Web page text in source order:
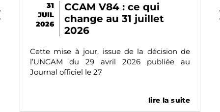
31
JUIL
2026
CCAM V84 : ce qui
change au 31 juillet
2026
Cette mise à jour, issue de la décision de
l’UNCAM du 29 avril 2026 publiée au
Journal officiel le 27
lire la suite